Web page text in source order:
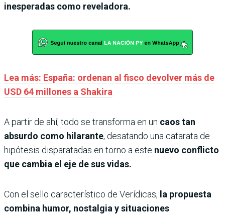
inesperadas como reveladora.
Lea más: España: ordenan al fisco devolver más de
USD 64 millones a Shakira
A partir de ahí, todo se transforma en un caos tan
absurdo como hilarante, desatando una catarata de
hipótesis disparatadas en torno a este nuevo conflicto
que cambia el eje de sus vidas.
Con el sello característico de Verídicas, la propuesta
combina humor, nostalgia y situaciones